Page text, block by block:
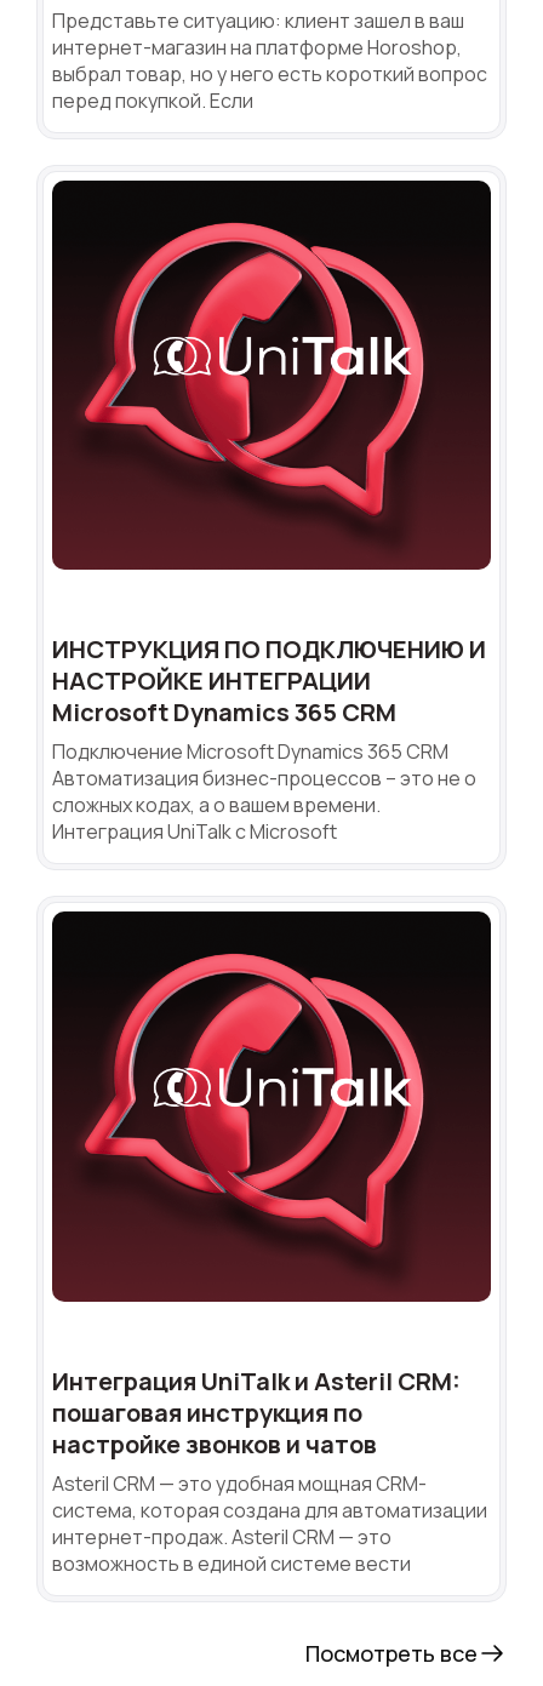
Представьте ситуацию: клиент зашел в ваш
интернет-магазин на платформе Horoshop,
выбрал товар, но у него есть короткий вопрос
перед покупкой. Если
ИНСТРУКЦИЯ ПО ПОДКЛЮЧЕНИЮ И
НАСТРОЙКЕ ИНТЕГРАЦИИ
Microsoft Dynamics 365 CRM
Подключение Microsoft Dynamics 365 CRM
Автоматизация бизнес-процессов – это не о
сложных кодах, а о вашем времени.
Интеграция UniTalk с Microsoft
Интеграция UniTalk и Asteril CRM:
пошаговая инструкция по
настройке звонков и чатов
Asteril CRM — это удобная мощная CRM-
система, которая создана для автоматизации
интернет-продаж. Asteril CRM — это
возможность в единой системе вести
Посмотреть все